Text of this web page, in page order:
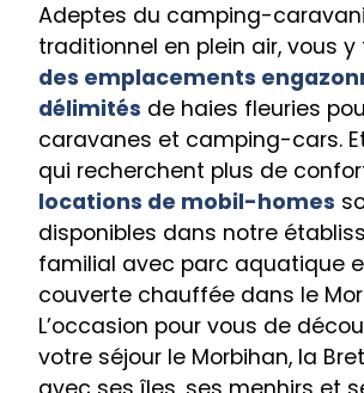
Adeptes du camping-
traditionnel en plein air, vous y
des emplacements
délimités de haies fleuries
caravanes et camping-cars.
qui recherchent plus de
locations de mobil-homes
disponibles dans notre
familial avec parc aquatique
couverte chauffée dans le
L’occasion pour vous de
votre séjour le Morbihan, la